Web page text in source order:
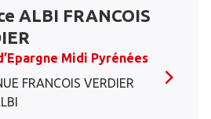
ALBI FRANCOIS
Midi Pyrénées
FRANCOIS VERDIER